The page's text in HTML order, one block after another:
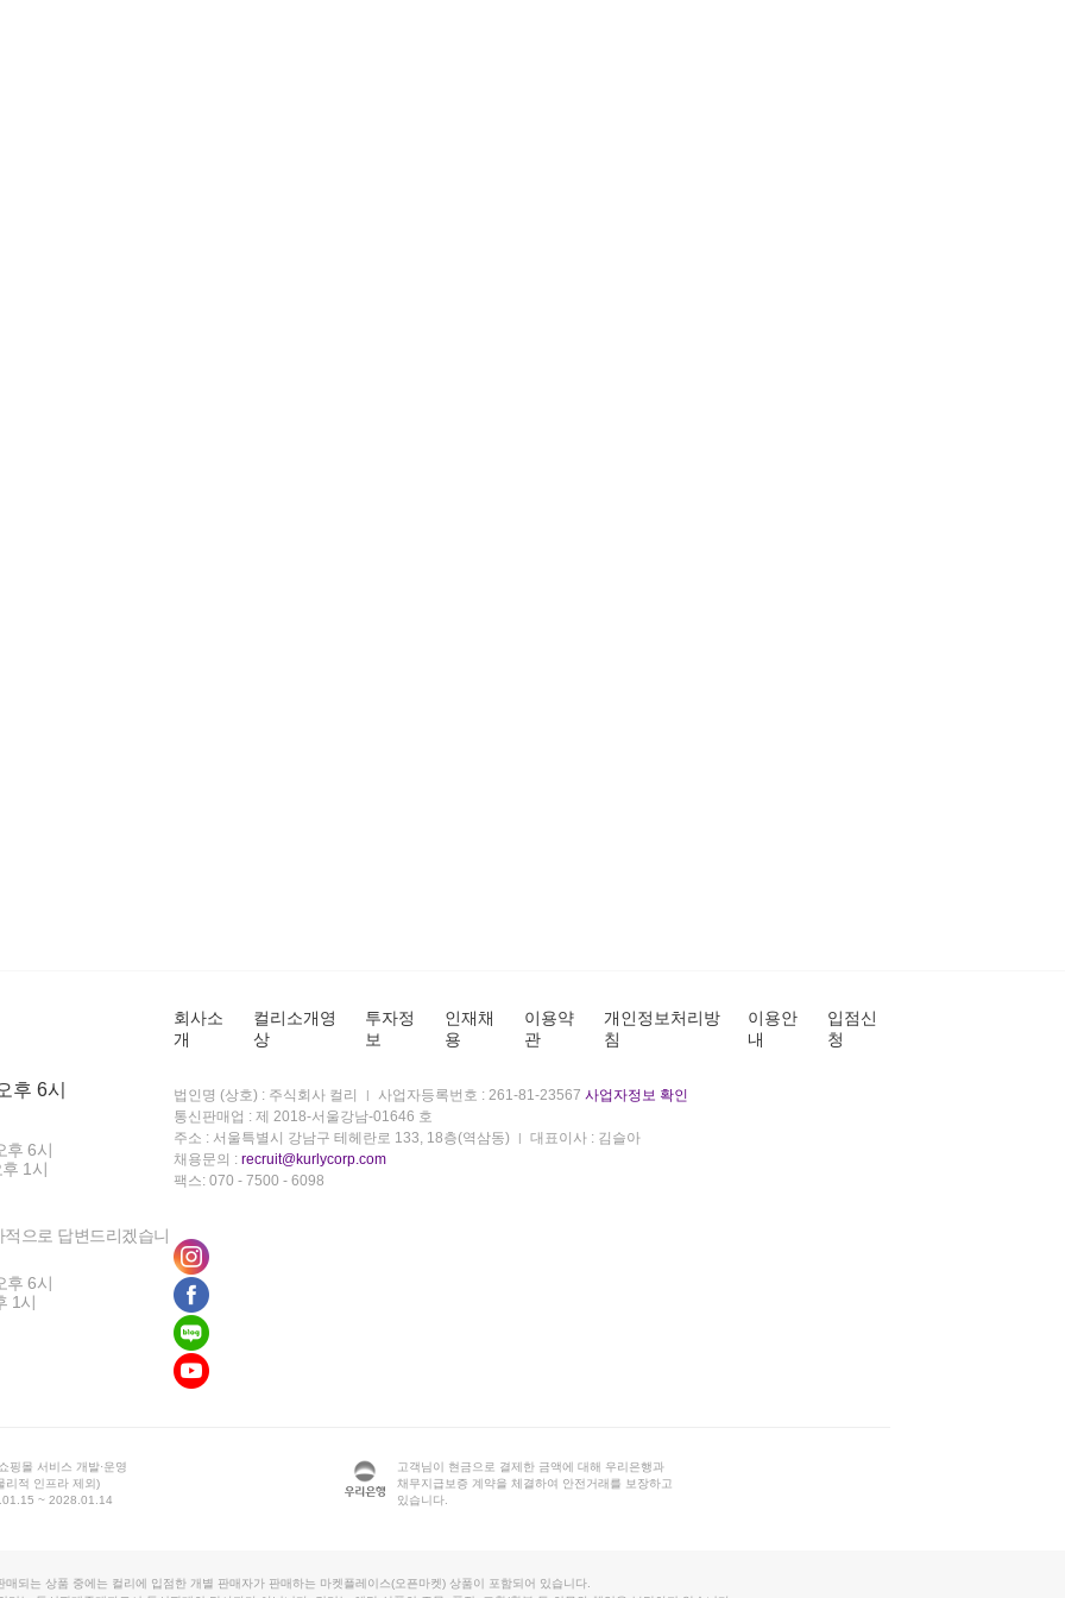
후 6시
후 6시
1시
으로 답변드리겠습니
후 6시
1시
회사소
개
컬리소개영
상
투자정
보
인재채
용
이용약
관
개인정보처리방
침
이용안
내
입점신
청
법인명 (상호) : 주식회사 컬리 사업자등록번호 : 261-81-23567 사업자정보 확인
통신판매업 : 제 2018-서울강남-01646 호
주소 : 서울특별시 강남구 테헤란로 133, 18층(역삼동)
대표이사 : 김슬아
채용문의 : recruit@kurlycorp.com
팩스: 070 - 7500 - 6098
핑몰 서비스 개발·운영
리적 인프라 제외)
~ 2028.01.14
고객님이 현금으로 결제한 금액에 대해 우리은행과
채무지급보증 계약을 체결하여 안전거래를 보장하고
있습니다.
매되는 상품 중에는 컬리에 입점한 개별 판매자가 판매하는 마켓플레이스(오픈마켓) 상품이 포함되어 있습니다.